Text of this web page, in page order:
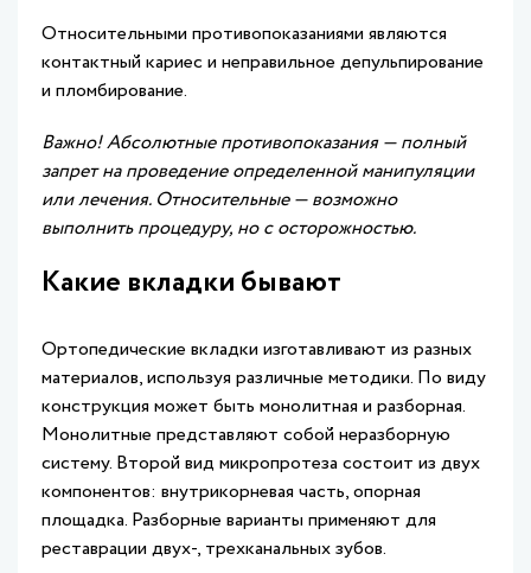
Относительными противопоказаниями являются
контактный кариес и неправильное депульпирование
и пломбирование.
Важно! Абсолютные противопоказания — полный
запрет на проведение определенной манипуляции
или лечения. Относительные — возможно
выполнить процедуру, но с осторожностью.
Какие вкладки бывают
Ортопедические вкладки изготавливают из разных
материалов, используя различные методики. По виду
конструкция может быть монолитная и разборная.
Монолитные представляют собой неразборную
систему. Второй вид микропротеза состоит из двух
компонентов: внутрикорневая часть, опорная
площадка. Разборные варианты применяют для
реставрации двух-, трехканальных зубов.